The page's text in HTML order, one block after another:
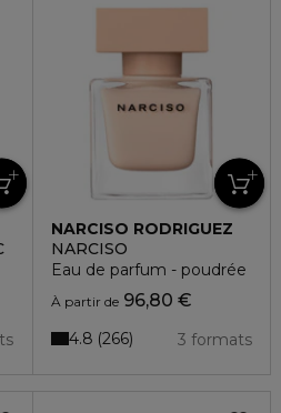
NARCISO RODRIGUEZ
NARCISO
Eau de parfum - poudrée
À partir de96,80 €
3 formats
4.8 266